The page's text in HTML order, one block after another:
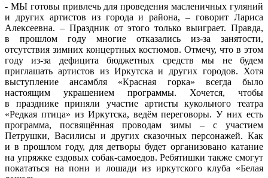
- МЫ готовы привлечь для проведения масленичных гуляний
и других артистов из города и района, – говорит Лариса
Алексеевна. – Праздник от этого только выиграет. Правда,
в прошлом году многие отказались из-за занятости,
отсутствия зимних концертных костюмов. Отмечу, что в этом
году из-за дефицита бюджетных средств мы не будем
приглашать артистов из Иркутска и других городов. Хотя
выступление ансамбля «Красная горка» всегда было
настоящим украшением программы. Хочется, чтобы
в празднике приняли участие артисты кукольного театра
«Редкая птица» из Иркутска, ведём переговоры. У них есть
программа, посвящённая проводам зимы – с участием
Петрушки, Василисы и других сказочных персонажей. Как
и в прошлом году, для детворы будет организовано катание
на упряжке ездовых собак-самоедов. Ребятишки также смогут
покататься на пони и лошади из иркутского клуба «Белая